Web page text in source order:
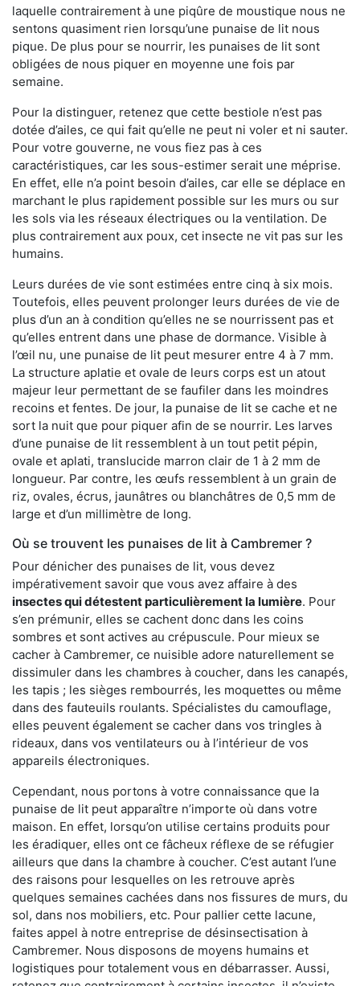
laquelle contrairement à une piqûre de moustique nous ne
sentons quasiment rien lorsqu’une punaise de lit nous
pique. De plus pour se nourrir, les punaises de lit sont
obligées de nous piquer en moyenne une fois par
semaine.
Pour la distinguer, retenez que cette bestiole n’est pas
dotée d’ailes, ce qui fait qu’elle ne peut ni voler et ni sauter.
Pour votre gouverne, ne vous fiez pas à ces
caractéristiques, car les sous-estimer serait une méprise.
En effet, elle n’a point besoin d’ailes, car elle se déplace en
marchant le plus rapidement possible sur les murs ou sur
les sols via les réseaux électriques ou la ventilation. De
plus contrairement aux poux, cet insecte ne vit pas sur les
humains.
Leurs durées de vie sont estimées entre cinq à six mois.
Toutefois, elles peuvent prolonger leurs durées de vie de
plus d’un an à condition qu’elles ne se nourrissent pas et
qu’elles entrent dans une phase de dormance. Visible à
l’œil nu, une punaise de lit peut mesurer entre 4 à 7 mm.
La structure aplatie et ovale de leurs corps est un atout
majeur leur permettant de se faufiler dans les moindres
recoins et fentes. De jour, la punaise de lit se cache et ne
sort la nuit que pour piquer afin de se nourrir. Les larves
d’une punaise de lit ressemblent à un tout petit pépin,
ovale et aplati, translucide marron clair de 1 à 2 mm de
longueur. Par contre, les œufs ressemblent à un grain de
riz, ovales, écrus, jaunâtres ou blanchâtres de 0,5 mm de
large et d’un millimètre de long.
Où se trouvent les punaises de lit à Cambremer ?
Pour dénicher des punaises de lit, vous devez
impérativement savoir que vous avez affaire à des
insectes qui détestent particulièrement la lumière. Pour
s’en prémunir, elles se cachent donc dans les coins
sombres et sont actives au crépuscule. Pour mieux se
cacher à Cambremer, ce nuisible adore naturellement se
dissimuler dans les chambres à coucher, dans les canapés,
les tapis ; les sièges rembourrés, les moquettes ou même
dans des fauteuils roulants. Spécialistes du camouflage,
elles peuvent également se cacher dans vos tringles à
rideaux, dans vos ventilateurs ou à l’intérieur de vos
appareils électroniques.
Cependant, nous portons à votre connaissance que la
punaise de lit peut apparaître n’importe où dans votre
maison. En effet, lorsqu’on utilise certains produits pour
les éradiquer, elles ont ce fâcheux réflexe de se réfugier
ailleurs que dans la chambre à coucher. C’est autant l’une
des raisons pour lesquelles on les retrouve après
quelques semaines cachées dans nos fissures de murs, du
sol, dans nos mobiliers, etc. Pour pallier cette lacune,
faites appel à notre entreprise de désinsectisation à
Cambremer. Nous disposons de moyens humains et
logistiques pour totalement vous en débarrasser. Aussi,